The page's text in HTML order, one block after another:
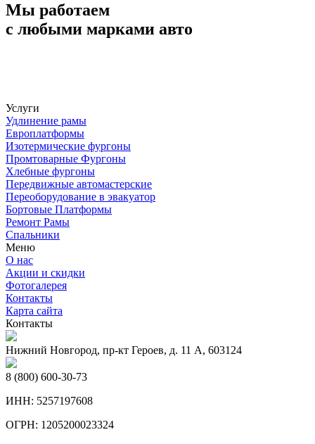
Мы работаем
с любыми марками авто
Услуги
Удлинение рамы
Европлатформы
Изотермические фургоны
Промтоварные Фургоны
Хлебные фургоны
Передвижные автомастерские
Переоборудование в эвакуатор
Бортовые Платформы
Ремонт Рамы
Спальники
Меню
О нас
Акции и скидки
Фотогалерея
Контакты
Карта сайта
Контакты
Нижний Новгород, пр-кт Героев, д. 11 А, 603124
8 (800) 600-30-73
ИНН: 5257197608
ОГРН: 1205200023324